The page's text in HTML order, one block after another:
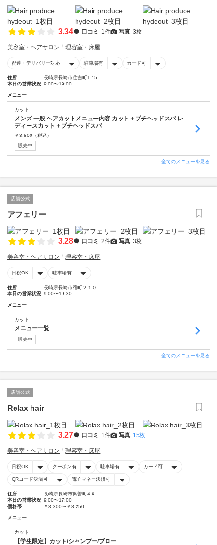
3.34 口コミ 1件 写真 3枚
美容室・ヘアサロン 理容室・床屋
配達・デリバリー対応 駐車場有 カード可
住所
長崎県長崎市住吉町1-15
本日の営業状況 9:00〜19:00
メニュー
カット
メンズ 一般 ヘアカットメニュー内容 カット＋プチヘッドスパ レ
ディースカット＋プチヘッドスパ
￥3,800 （税込）
販売中
全てのメニューを見る
店舗公式
アフェリー
3.28 口コミ 2件 写真 3枚
美容室・ヘアサロン 理容室・床屋
日祝OK 駐車場有
住所
長崎県長崎市宿町２１０
本日の営業状況 9:00〜19:30
メニュー
カット
メニュー一覧
販売中
全てのメニューを見る
店舗公式
Relax hair
3.27 口コミ 1件 写真 15枚
美容室・ヘアサロン 理容室・床屋
日祝OK クーポン有 駐車場有 カード可
QRコード決済可 電子マネー決済可
住所
長崎県長崎市興善町4-6
本日の営業状況 9:00〜17:00
価格帯
￥3,300〜￥8,250
メニュー
カット
【学生限定】カット/シャンプー/ブロー